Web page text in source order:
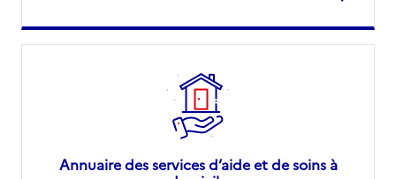
Annuaire des services d’aide et de soins à